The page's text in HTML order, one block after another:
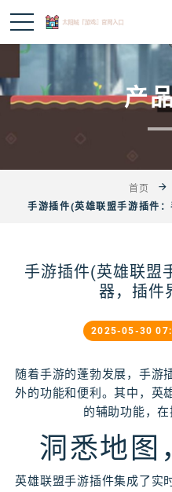
产
首页
手游插件(英雄联盟手游插件
手游插件(英雄联盟
器，插件
2025-05-30
随着手游的蓬勃发展，手游
外的功能和便利。其中，英
的辅助功能，在
洞悉地图
英雄联盟手游插件集成了实